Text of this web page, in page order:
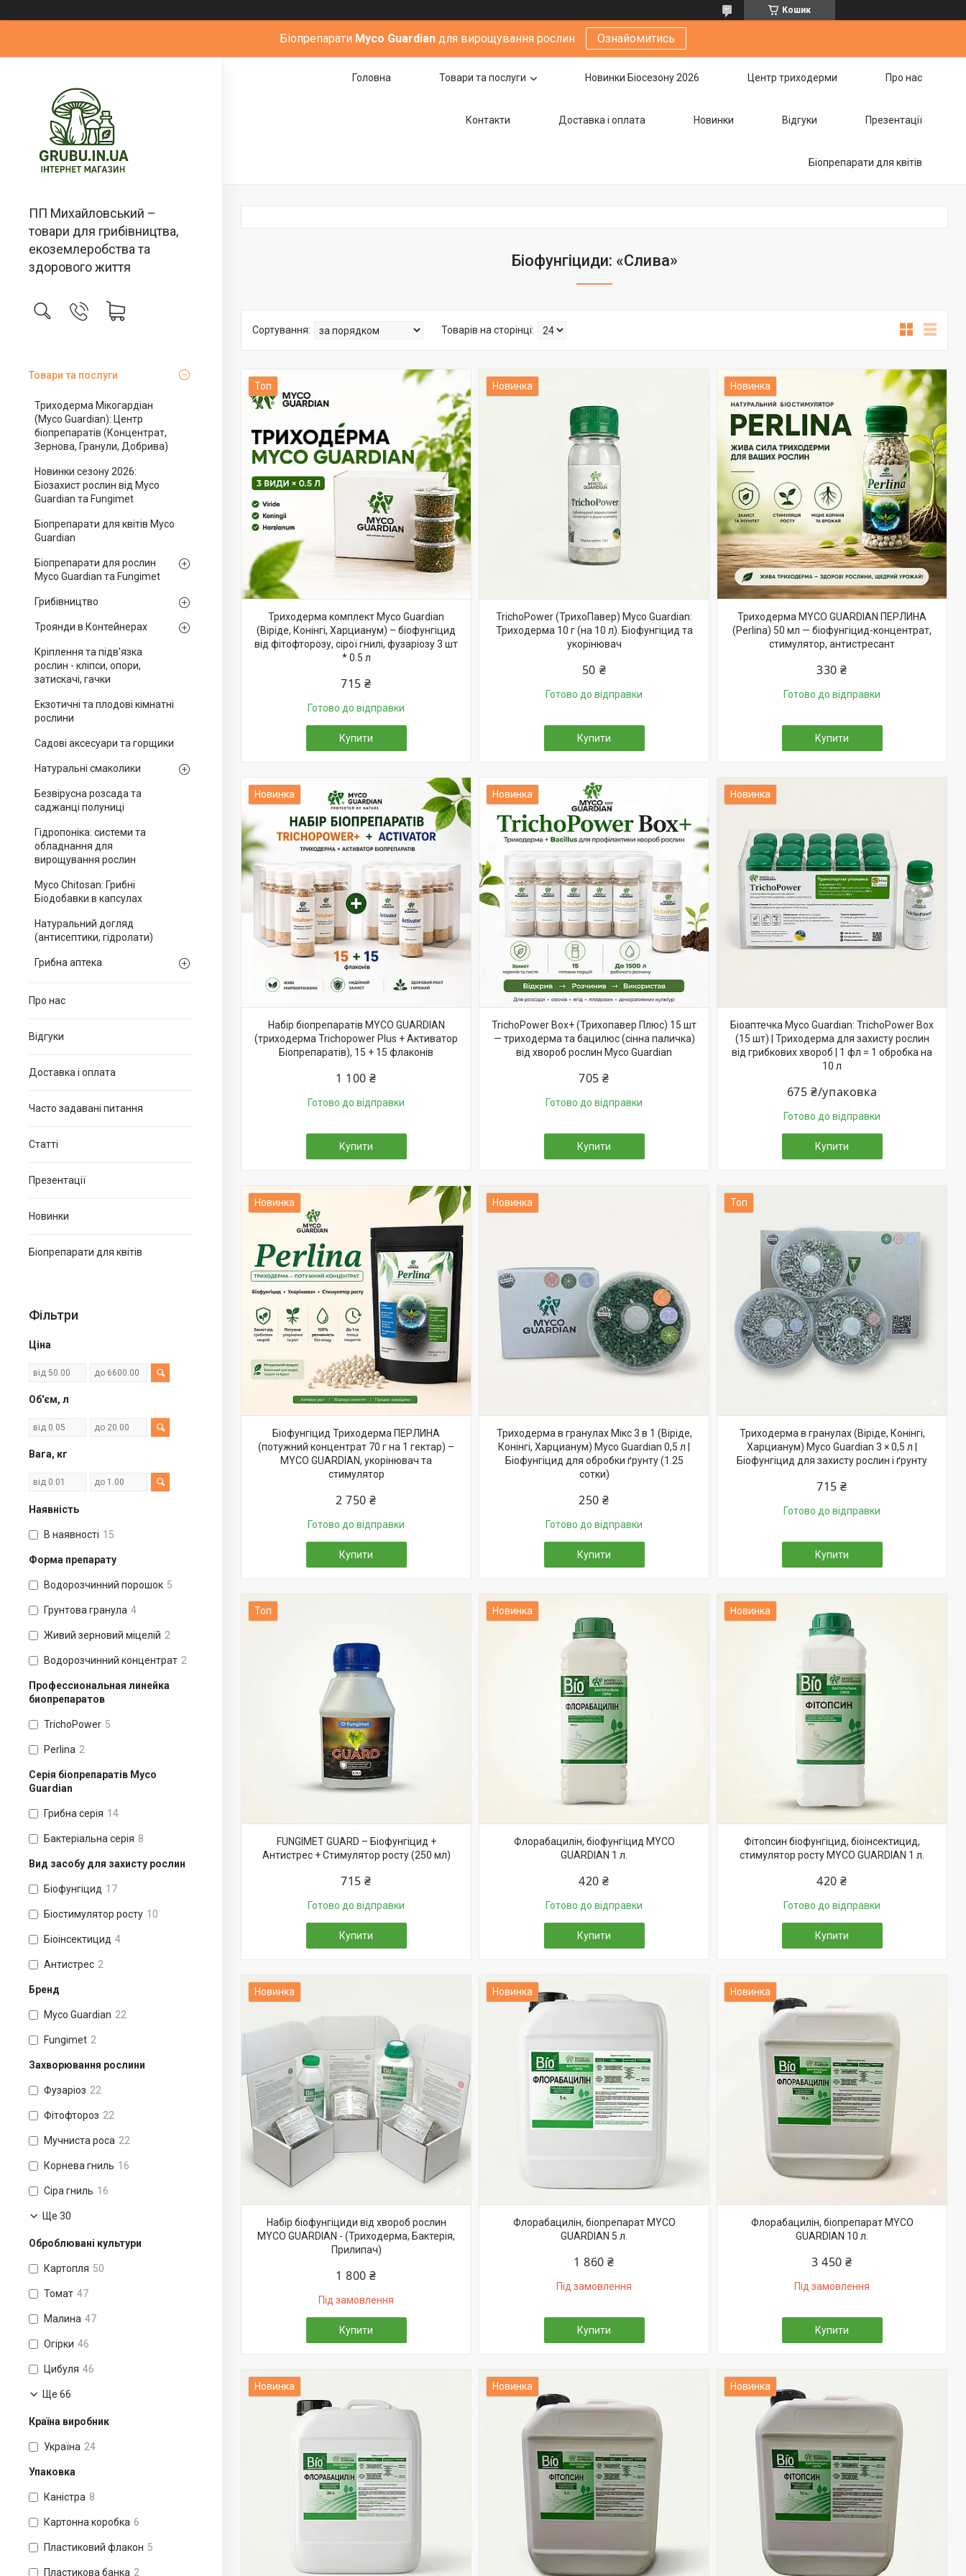
Кошик
Біопрепарати Мyco Guardian для вирощування рослин Ознайомитись
ПП Михайловський –
товари для грибівництва,
екоземлеробства та
здорового життя
Товари та послуги
Триходерма Мікогардіан
(Myco Guardian): Центр
біопрепаратів (Концентрат,
Зернова, Гранули, Добрива)
Новинки сезону 2026:
Біозахист рослин від Myco
Guardian та Fungimet
Біопрепарати для квітів Myco
Guardian
Біопрепарати для рослин
Myco Guardian та Fungimet
Грибівництво
Троянди в Контейнерах
Кріплення та підв'язка
рослин - кліпси, опори,
затискачі, гачки
Екзотичні та плодові кімнатні
рослини
Садові аксесуари та горщики
Натуральні смаколики
Безвірусна розсада та
саджанці полуниці
Гідропоніка: системи та
обладнання для
вирощування рослин
Myco Chitosan: Грибні
Біодобавки в капсулах
Натуральний догляд
(антисептики, гідролати)
Грибна аптека
Про нас
Відгуки
Доставка і оплата
Часто задавані питання
Статті
Презентації
Новинки
Біопрепарати для квітів
Фільтри
Ціна
Об'єм, л
Вага, кг
Наявність
В наявності 15
Форма препарату
Водорозчинний порошок 5
Грунтова гранула 4
Живий зерновий міцелій 2
Водорозчинний концентрат 2
Профессиональная линейка
биопрепаратов
TrichoPower 5
Perlina 2
Серія біопрепаратів Myco
Guardian
Грибна серія 14
Бактеріальна серія 8
Вид засобу для захисту рослин
Біофунгіцид 17
Біостимулятор росту 10
Біоінсектицид 4
Антистрес 2
Бренд
Myco Guardian 22
Fungimet 2
Захворювання рослини
Фузаріоз 22
Фітофтороз 22
Муч­нис­та ро­са 22
Корнева гниль 16
Сіра гниль 16
Ще 30
Оброблювані культури
Картопля 50
Томат 47
Малина 47
Огірки 46
Цибуля 46
Ще 66
Країна виробник
Україна 24
Упаковка
Каністра 8
Картонна коробка 6
Пластиковий флакон 5
Пластикова банка 2
Головна Товари та послуги Новинки Біосезону 2026 Центр триходерми Про нас
Контакти Доставка i оплата Новинки Відгуки Презентації
Біопрепарати для квітів
Біофунгіциди: «Слива»
Топ
Триходерма комплект Myco Guardian
(Віріде, Конінгі, Харцианум) – біофунгіцид
від фітофторозу, сірої гнилі, фузаріозу 3 шт
* 0.5 л
715 ₴
Готово до відправки
Купити
Новинка
TrichoPower (ТрихоПавер) Myco Guardian:
Триходерма 10 г (на 10 л). Біофунгіцид та
укорінювач
50 ₴
Готово до відправки
Купити
Новинка
Триходерма MYCO GUARDIAN ПЕРЛИНА
(Perlina) 50 мл — біофунгіцид-концентрат,
стимулятор, антистресант
330 ₴
Готово до відправки
Купити
Новинка
Набір біопрепаратів MYCO GUARDIAN
(триходерма Trichopower Plus + Активатор
Біопрепаратів), 15 + 15 флаконів
1 100 ₴
Готово до відправки
Купити
Новинка
TrichoPower Box+ (Трихопавер Плюс) 15 шт
— триходерма та бацилюс (сінна паличка)
від хвороб рослин Myco Guardian
705 ₴
Готово до відправки
Купити
Новинка
Біоаптечка Myco Guardian: TrichoPower Box
(15 шт) | Триходерма для захисту рослин
від грибкових хвороб | 1 фл = 1 обробка на
10 л
675 ₴/упаковка
Готово до відправки
Купити
Новинка
Біофунгіцид Триходерма ПЕРЛИНА
(потужний концентрат 70 г на 1 гектар) –
MYCO GUARDIAN, укорінювач та
стимулятор
2 750 ₴
Готово до відправки
Купити
Новинка
Триходерма в гранулах Мікс 3 в 1 (Віріде,
Конінгі, Харцианум) Myco Guardian 0,5 л |
Біофунгіцид для обробки ґрунту (1.25
сотки)
250 ₴
Готово до відправки
Купити
Топ
Триходерма в гранулах (Віріде, Конінгі,
Харцианум) Myco Guardian 3 × 0,5 л |
Біофунгіцид для захисту рослин і ґрунту
715 ₴
Готово до відправки
Купити
Топ
FUNGIMET GUARD – Біофунгіцид +
Антистрес + Стимулятор росту (250 мл)
715 ₴
Готово до відправки
Купити
Новинка
Флорабацилін, біофунгіцид MYCO
GUARDIAN 1 л.
420 ₴
Готово до відправки
Купити
Новинка
Фітопсин біофунгіцид, біоінсектицид,
стимулятор росту MYCO GUARDIAN 1 л.
420 ₴
Готово до відправки
Купити
Новинка
Набір біофунгіциди від хвороб рослин
MYCO GUARDIAN - (Триходерма, Бактерія,
Прилипач)
1 800 ₴
Під замовлення
Купити
Новинка
Флорабацилін, біопрепарат MYCO
GUARDIAN 5 л.
1 860 ₴
Під замовлення
Купити
Новинка
Флорабацилін, біопрепарат MYCO
GUARDIAN 10 л.
3 450 ₴
Під замовлення
Купити
Новинка Новинка Новинка